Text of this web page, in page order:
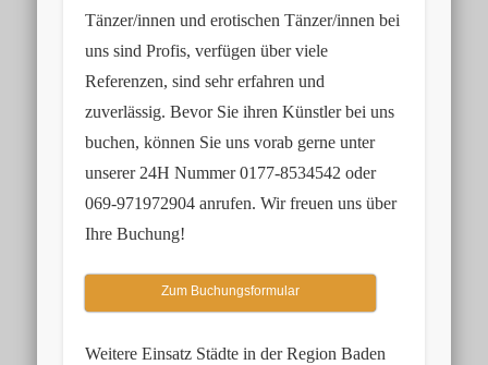
Tänzer/innen und erotischen Tänzer/innen bei
uns sind Profis, verfügen über viele
Referenzen, sind sehr erfahren und
zuverlässig. Bevor Sie ihren Künstler bei uns
buchen, können Sie uns vorab gerne unter
unserer 24H Nummer 0177-8534542 oder
069-971972904 anrufen. Wir freuen uns über
Ihre Buchung!
Zum Buchungsformular
Weitere Einsatz Städte in der Region Baden